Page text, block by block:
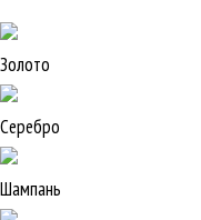
Золото
Серебро
Шампань